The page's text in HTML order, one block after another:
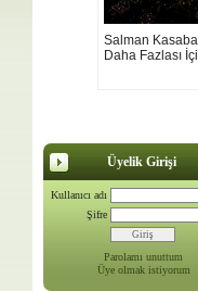
Salman
Daha Fazlası
Üyelik Girişi
Kullanıcı adı
Şifre
Parolamı unuttum
Üye olmak istiyorum